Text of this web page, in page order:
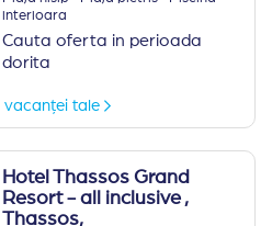
interioara
Cauta oferta in perioada
dorita
vacanței tale
Hotel Thassos Grand
Resort - all inclusive ,
Thassos,